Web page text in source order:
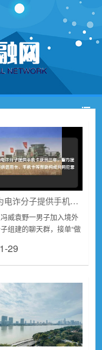
男子为电诈分子提供手机卡获刑三年，警方提醒：提供信用卡、手机卡等帮助构成共同犯罪
威袁野一男子加入境外
组建的聊天群，接单“做
人民法院对其判处有期
、并处罚金人民币1万
29